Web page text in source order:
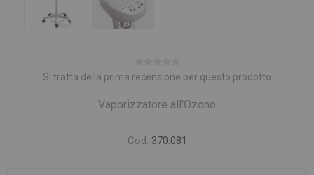
Si tratta della prima recensione per questo prodotto
Vaporizzatore all'Ozono
Cod: 370.081